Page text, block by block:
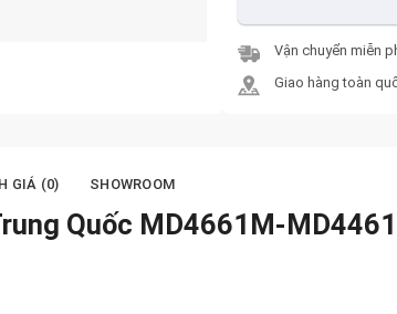
Vận chuyển miễn
Giao hàng toàn
GIÁ (0) SHOWROOM
Quốc MD4661M-